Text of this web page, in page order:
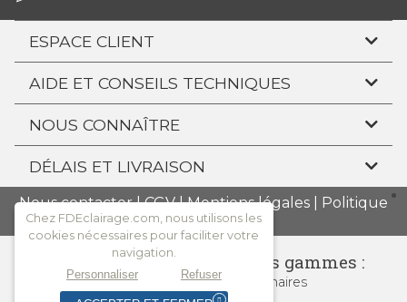
ESPACE CLIENT
AIDE ET CONSEILS TECHNIQUES
NOUS CONNAÎTRE
DÉLAIS ET LIVRAISON
Nous contacter|CGV|Mentions légales
Politique
de confidentialité
Consulter l'ensemble de nos gammes :
Tous les spots Nos luminaires
Chez FDEclairage.com, nous utilisons les
cookies nécessaires pour faciliter votre
navigation.
Refuser
Personnaliser